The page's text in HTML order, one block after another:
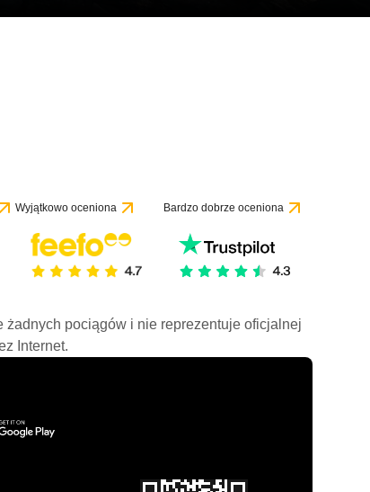
Wyjątkowo oceniona Bardzo dobrze oceniona
pociągów i nie reprezentuje oficjalnej
Internet.